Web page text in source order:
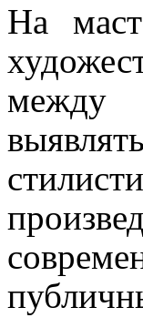
На
между